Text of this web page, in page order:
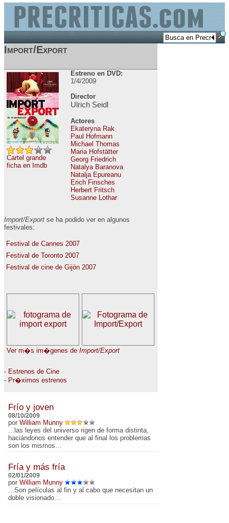
Import/Export
Estreno en DVD:
1/4/2009
Director
Ulrich Seidl
Actores
Ekateryna Rak
Paul Hofmann
Michael Thomas
Maria Hofstätter
Georg Friedrich
Natalya Baranova
Natalja Epureanu
Erich Finsches
Herbert Fritsch
Susanne Lothar
Cartel grande
ficha en Imdb
Import/Export se ha podido ver en algunos
festivales:
Festival de Cannes 2007
Festival de Toronto 2007
Festival de cine de Gijón 2007
Ver m�s im�genes de Import/Export
- Estrenos de Cine
- Pr�ximos estrenos
Frío y joven
08/10/2009
porWilliam Munny
...las leyes del universo rigen de forma distinta,
haciándonos entender que al final los problemas
son los mismos...
Fría y más fría
02/01/2009
porWilliam Munny
...Son películas al fin y al cabo que necesitan un
doble visionado...